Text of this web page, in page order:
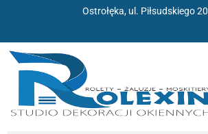
treści
Ostrołęka, ul. Piłsudskiego 20